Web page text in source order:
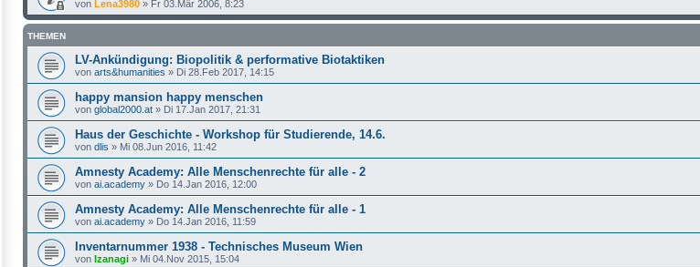
von Lena3980 » Fr 03.Mär 2006, 8:23
THEMEN
LV-Ankündigung: Biopolitik & performative Biotaktiken
von arts&humanities » Di 28.Feb 2017, 14:15
happy mansion happy menschen
von global2000.at » Di 17.Jan 2017, 21:31
Haus der Geschichte - Workshop für Studierende, 14.6.
von dlis » Mi 08.Jun 2016, 11:42
Amnesty Academy: Alle Menschenrechte für alle - 2
von ai.academy » Do 14.Jan 2016, 12:00
Amnesty Academy: Alle Menschenrechte für alle - 1
von ai.academy » Do 14.Jan 2016, 11:59
Inventarnummer 1938 - Technisches Museum Wien
von Izanagi » Mi 04.Nov 2015, 15:04